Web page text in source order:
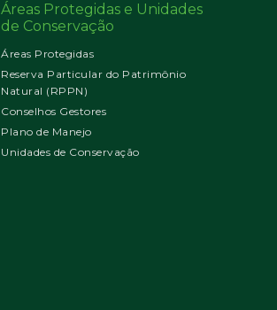
Áreas Protegidas e Unidades
de Conservação
Áreas Protegidas
Reserva Particular do Patrimônio
Natural (RPPN)
Conselhos Gestores
Plano de Manejo
Unidades de Conservação